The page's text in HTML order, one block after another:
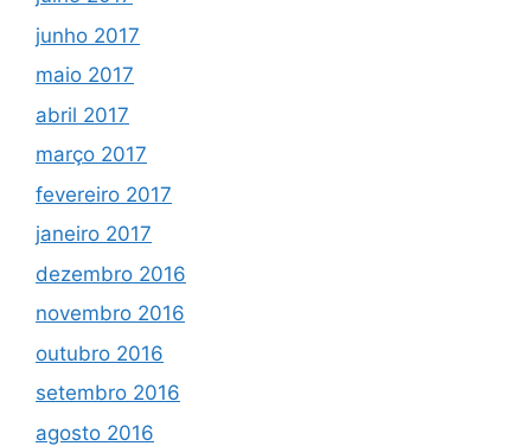
junho 2017
maio 2017
abril 2017
março 2017
fevereiro 2017
janeiro 2017
dezembro 2016
novembro 2016
outubro 2016
setembro 2016
agosto 2016